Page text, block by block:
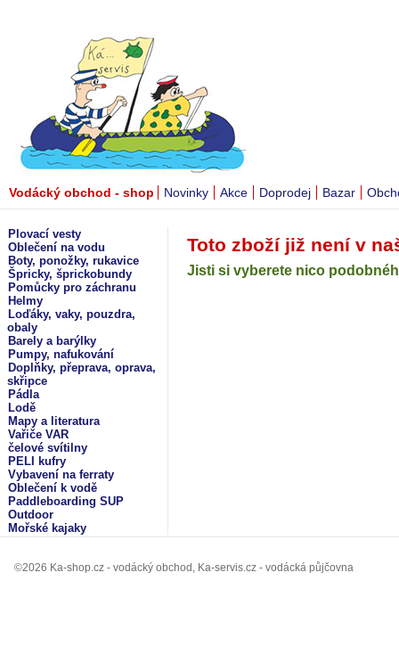
Vodácký obchod - shop Novinky Akce Doprodej Bazar
Plovací vesty
Oblečení na vodu
Boty, ponožky, rukavice
Špricky, šprickobundy
Pomůcky pro záchranu
Helmy
Loďáky, vaky, pouzdra,
obaly
Barely a barýlky
Pumpy, nafukování
Doplňky, přeprava, oprava,
skřipce
Pádla
Lodě
Mapy a literatura
Vařiče VAR
čelové svítilny
PELI kufry
Vybavení na ferraty
Oblečení k vodě
Paddleboarding SUP
Outdoor
Mořské kajaky
Toto zboží již není v
Jisti si vyberete nico
©2026 Ka-shop.cz - vodácký obchod, Ka-servis.cz - vodácká půjčovna